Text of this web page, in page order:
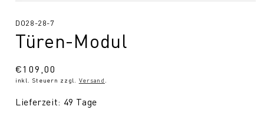
in
öffnen
SKU:
DO28-28-7
Türen-Modul
Normaler
Preis
€109,00
inkl. Steuern zzgl. Versand
Lieferzeit: 49 Tage